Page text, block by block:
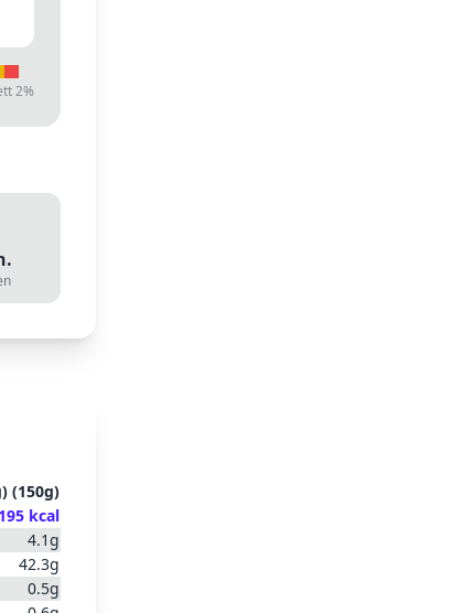
2%
(150g)
195 kcal
4.1g
42.3g
0.5g